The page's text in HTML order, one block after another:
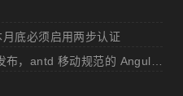
底必须启用两步认证